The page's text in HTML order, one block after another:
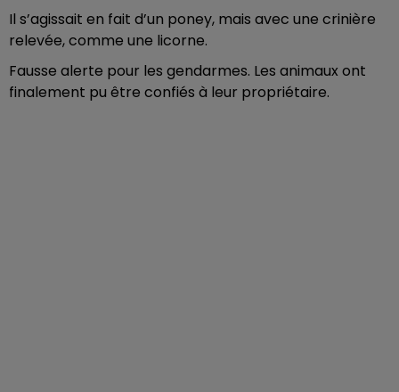
Il s’agissait en fait d’un poney, mais avec une crinière
relevée, comme une licorne.
Fausse alerte pour les gendarmes. Les animaux ont
finalement pu être confiés à leur propriétaire.